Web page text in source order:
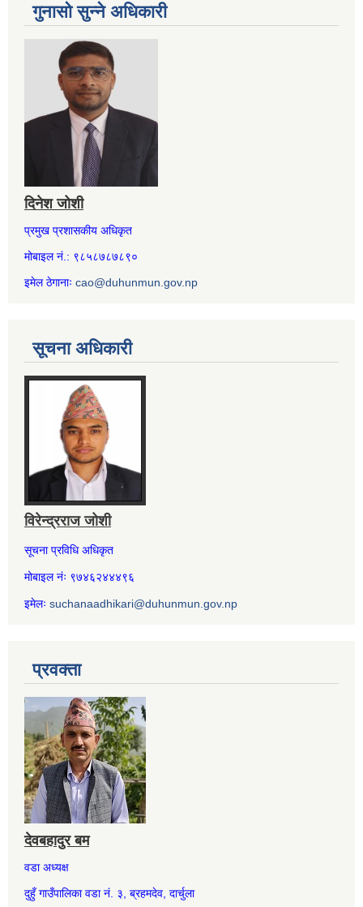
गुनासो सुन्ने अधिकारी
दिनेश जोशी
प्रमुख प्रशासकीय अधिकृत
मोबाइल नं.: ९८५८७८७८९०
इमेल ठेगानाः cao@duhunmun.gov.np
सूचना अधिकारी
विरेन्द्रराज जोशी
सूचना प्रविधि अधिकृत
मोबाइल नंः ९७४६२४४४९६
इमेलः suchanaadhikari@duhunmun.gov.np
प्रवक्ता
देवबहादुर बम
वडा अध्यक्ष
दुहुँ गाउँपालिका वडा नं. ३, ब्रहमदेव, दार्चुला